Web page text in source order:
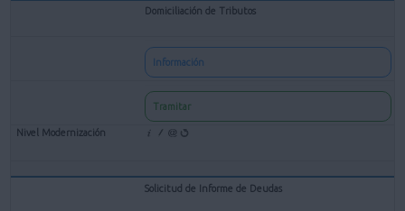
Domiciliación de Tributos
Información
Tramitar
Solicitud de Informe de Deudas